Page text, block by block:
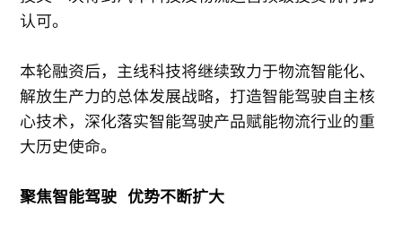
认可。
本轮融资后，主线科技将继续致力于物流智能化、
解放生产力的总体发展战略，打造智能驾驶自主核
心技术，深化落实智能驾驶产品赋能物流行业的重
大历史使命。
聚焦智能驾驶 优势不断扩大